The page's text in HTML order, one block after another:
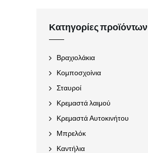
Κατηγορίες προϊόντων
Βραχιολάκια
Κομποσχοίνια
Σταυροί
Κρεμαστά λαιμού
Κρεμαστά Αυτοκινήτου
Μπρελόκ
Καντήλια